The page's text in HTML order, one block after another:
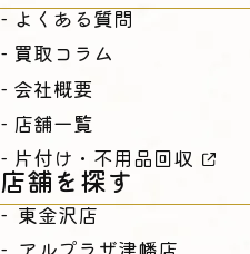
よくある質問
買取コラム
会社概要
店舗一覧
片付け・不用品回収
店舗を探す
東金沢店